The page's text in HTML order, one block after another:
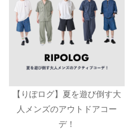
【りぽログ】夏を遊び倒す大
人メンズのアウトドアコー
デ！